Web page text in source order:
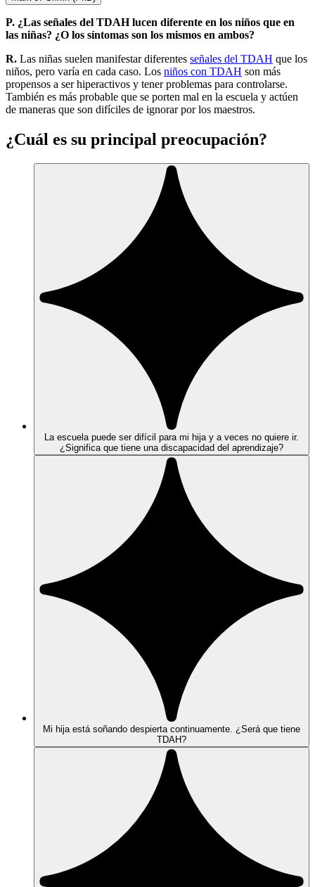
P. ¿Las señales del TDAH lucen diferente en los niños que en
las niñas? ¿O los síntomas son los mismos en ambos?
R. Las niñas suelen manifestar diferentes señales del TDAH que los
niños, pero varía en cada caso. Los niños con TDAH son más
propensos a ser hiperactivos y tener problemas para controlarse.
También es más probable que se porten mal en la escuela y actúen
de maneras que son difíciles de ignorar por los maestros.
¿Cuál es su principal preocupación?
La escuela puede ser difícil para mi hija y a veces no quiere ir.
¿Significa que tiene una discapacidad del aprendizaje?
Mi hija está soñando despierta continuamente. ¿Será que tiene
TDAH?